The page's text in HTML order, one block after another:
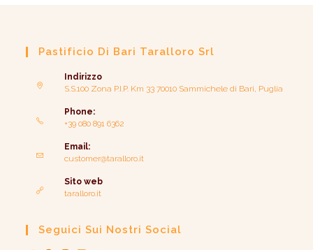
Pastificio Di Bari Taralloro Srl
Indirizzo
S.S.100 Zona P.I.P. Km 33 70010 Sammichele di Bari, Puglia
Phone:
+39 080 891 6362
Email:
customer@taralloro.it
Sito web
taralloro.it
Seguici Sui Nostri Social